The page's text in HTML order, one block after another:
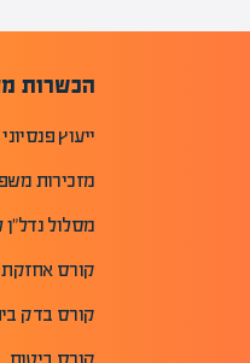
הכשרות
ייעוץ פנסיוני
מזכירות
מסלול נדל"ן
קורס אחזקת
קורס בדק